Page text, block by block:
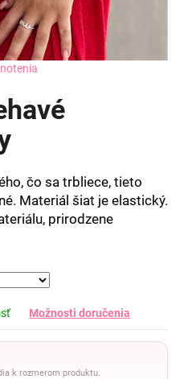
čo sa trbliece, tieto
Materiál šiat je elastický.
prirodzene
Možnosti doručenia
k rozmerom produktu.